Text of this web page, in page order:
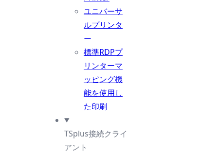
ユニバーサ
ルプリンタ
ー
標準RDPプ
リンターマ
ッピング機
能を使用し
た印刷
TSplus接続クライ
アント